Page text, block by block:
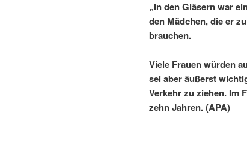
„In den Gläsern war
den Mädchen, die er
brauchen.
Viele Frauen würden
sei aber äußerst
Verkehr zu ziehen. Im
zehn Jahren. (APA)